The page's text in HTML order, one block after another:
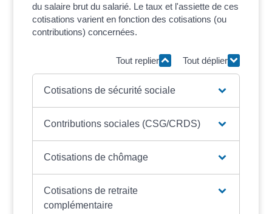
du salaire brut du salarié. Le taux et l'assiette de ces
cotisations varient en fonction des cotisations (ou
contributions) concernées.
Tout replier Tout déplier
Cotisations de sécurité sociale
Contributions sociales (CSG/CRDS)
Cotisations de chômage
Cotisations de retraite
complémentaire